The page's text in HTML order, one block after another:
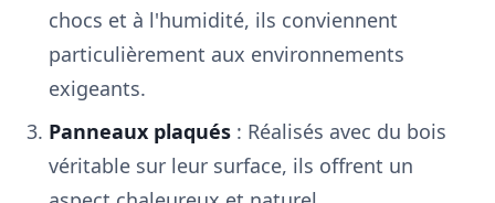
chocs et à l'humidité, ils conviennent
particulièrement aux environnements
exigeants.
Panneaux plaqués : Réalisés avec du bois
véritable sur leur surface, ils offrent un